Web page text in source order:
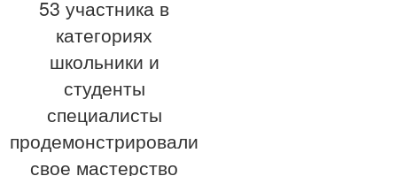
53 участника в
категориях
школьники и
студенты
специалисты
продемонстрировали
свое мастерство